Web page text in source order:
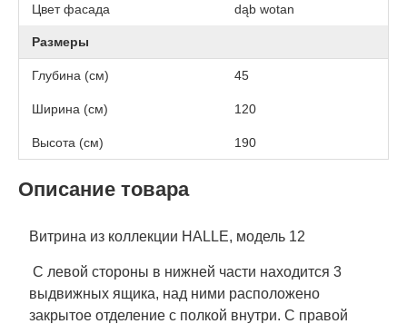
Цвет фасада dąb wotan
Размеры
Глубина (см) 45
Ширина (см) 120
Высота (см) 190
Описание товара
Витрина из коллекции HALLE, модель 12
С левой стороны в нижней части находится 3
выдвижных ящика, над ними расположено
закрытое отделение с полкой внутри. С правой